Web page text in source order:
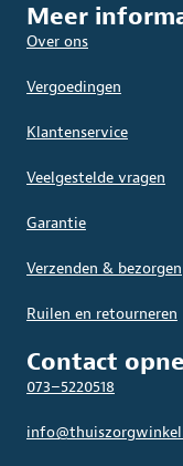
Meer
Over ons
Vergoedingen
Klantenservice
Veelgestelde vragen
Garantie
Verzenden & bezorgen
Ruilen en retourneren
Contact
073–5220518